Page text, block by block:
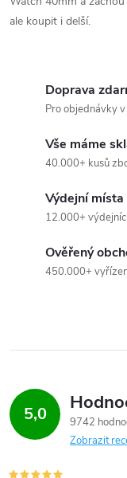
s
u
ale koupit i delší.
Doprava
Pro objednávky
Vše máme
40.000+ kusů
Výdejní místa
12.000+
Ověřený
450.000+
5,0
9742
Zobrazit